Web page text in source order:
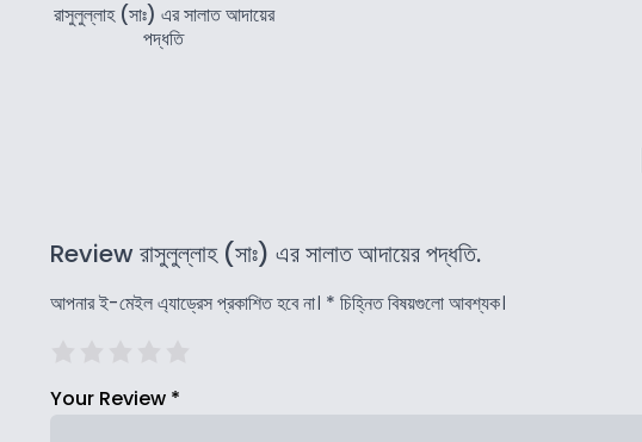
রাসুলুল্লাহ (সাঃ) এর সালাত আদায়ের
পদ্ধতি
Review রাসুলুল্লাহ (সাঃ) এর সালাত আদায়ের পদ্ধতি.
আপনার ই-মেইল এ্যাড্রেস প্রকাশিত হবে না। * চিহ্নিত বিষয়গুলো আবশ্যক।
Your Review *